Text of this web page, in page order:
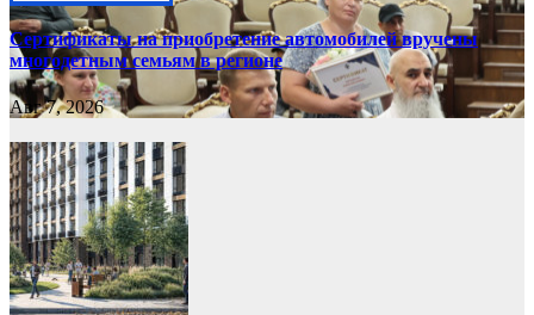
Сертификаты на приобретение автомобилей вручены
многодетным семьям в регионе
Авг 7, 2026